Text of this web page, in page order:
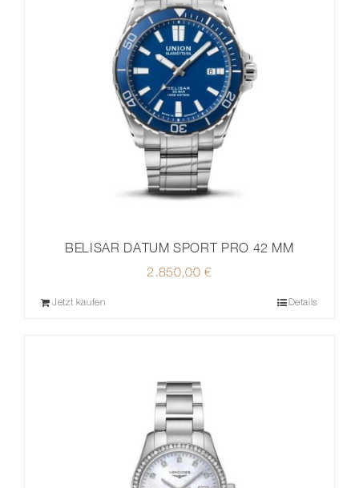
BELISAR DATUM SPORT PRO 42 MM
2.850,00€
Jetzt kaufen Details